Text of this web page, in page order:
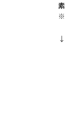
素
※
↓